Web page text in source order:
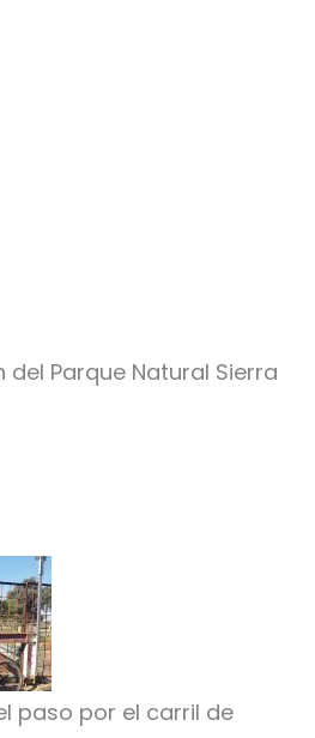
Parque Natural Sierra
paso por el carril de